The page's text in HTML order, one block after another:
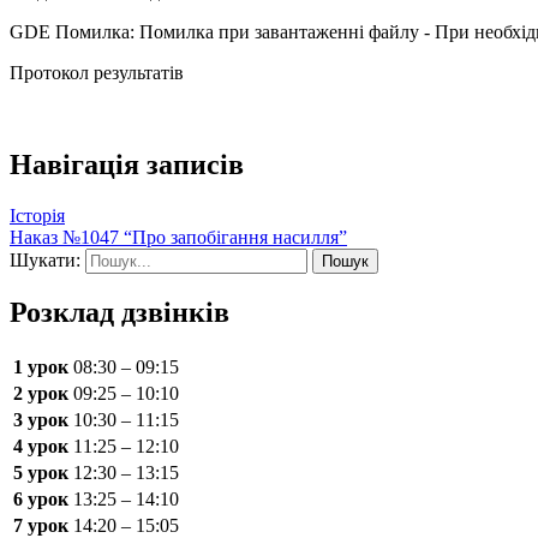
GDE Помилка: Помилка при завантаженні файлу - При
Протокол результатів
Навігація записів
Історія
Наказ №1047 “Про запобігання насилля”
Шукати:
Розклад дзвінків
1 урок 08:30 – 09:15
2 урок 09:25 – 10:10
3 урок 10:30 – 11:15
4 урок 11:25 – 12:10
5 урок 12:30 – 13:15
6 урок 13:25 – 14:10
7 урок 14:20 – 15:05